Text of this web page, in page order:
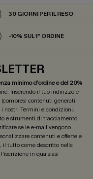
30 GIORNI PER IL RESO
-10% SUL 1° ORDINE
minimo d'ordine e del 20%
Inserendo il tuo indirizzo e-
contenuti generati
nostri Termini e condizioni.
e strumenti di tracciamento
se le e-mail vengono
contenuti e offerte e
il tutto come descritto nella
in qualsiasi